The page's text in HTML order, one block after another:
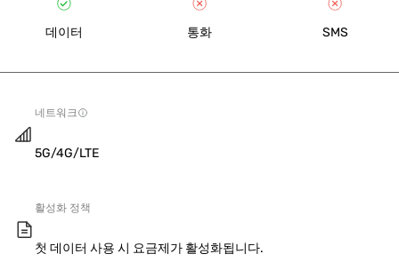
데이터 통화 SMS
네트워크
5G/4G/LTE
활성화 정책
첫 데이터 사용 시 요금제가 활성화됩니다.